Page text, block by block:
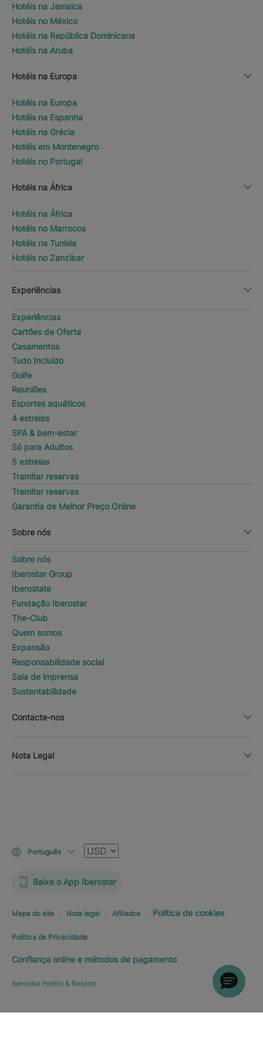
Hotéis na Jamaica
Hotéis no México
Hotéis na República Dominicana
Hotéis na Aruba
Hotéis na Europa
Hotéis na Europa
Hotéis na Espanha
Hotéis na Grécia
Hotéis em Montenegro
Hotéis no Portugal
Hotéis na África
Hotéis na África
Hotéis no Marrocos
Hotéis na Tunísia
Hotéis no Zanzibar
Experiências
Experiências
Cartões de Oferta
Casamentos
Tudo Incluído
Golfe
Reuniões
Esportes aquáticos
4 estrelas
SPA & bem-estar
Só para Adultos
5 estrelas
Tramitar reservas
Tramitar reservas
Garantia de Melhor Preço Online
Sobre nós
Sobre nós
Iberostar Group
Iberostate
Fundação Iberostar
The-Club
Quem somos
Expansão
Responsabilidade social
Sala de imprensa
Sustentabilidade
Contacte-nos
Nota Legal
Português Moeda
Baixe o App Iberostar
Mapa do site Nota legal Afiliados Politica de cookies
Politica de Privacidade
Confiança online e métodos de pagamento
Iberostar Hotels & Resorts